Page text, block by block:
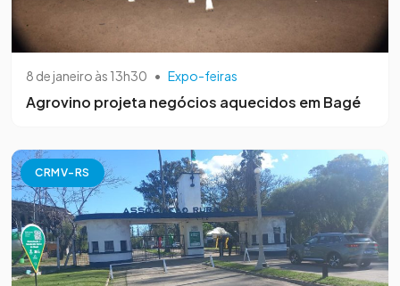
8 de janeiro às 13h30 • Expo-feiras
Agrovino projeta negócios aquecidos em Bagé
CRMV-RS